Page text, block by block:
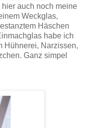
auch noch meine
Weckglas,
Häschen
habe ich
Hühnerei, Narzissen,
Ganz simpel